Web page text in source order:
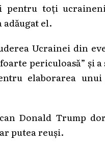
pentru toți
el.
Ucrainei din
periculoasă” și
elaborarea
Donald Trump
putea reuși.